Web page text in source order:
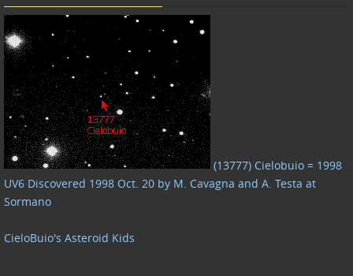
(13777) Cielobuio = 1998
UV6 Discovered 1998 Oct. 20 by M. Cavagna and A. Testa at
Sormano
CieloBuio's Asteroid Kids